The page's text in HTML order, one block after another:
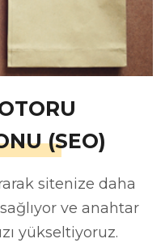
(SEO)
sitenize daha
ve anahtar
yükseltiyoruz.